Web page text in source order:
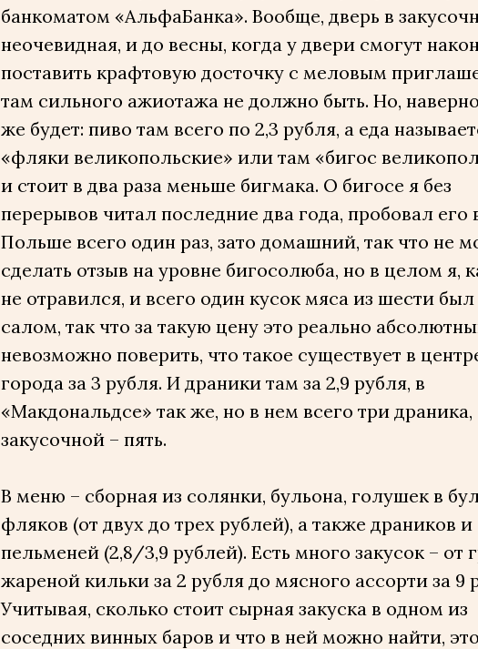
банкоматом «АльфаБанка». Вообще, дверь в
неочевидная, и до весны, когда у двери смогут
поставить крафтовую досточку с меловым
там сильного ажиотажа не должно быть. Но,
же будет: пиво там всего по 2,3 рубля, а еда
«фляки великопольские» или там «бигос
и стоит в два раза меньше бигмака. О бигосе я без
перерывов читал последние два года, пробовал его
Польше всего один раз, зато домашний, так что не
сделать отзыв на уровне бигосолюба, но в целом я,
не отравился, и всего один кусок мяса из шести был
салом, так что за такую цену это реально
невозможно поверить, что такое существует в
города за 3 рубля. И драники там за 2,9 рубля, в
«Макдональдсе» так же, но в нем всего три драника,
закусочной – пять.
В меню – сборная из солянки, бульона, голушек в
фляков (от двух до трех рублей), а также драников и
пельменей (2,8/3,9 рублей). Есть много закусок – от
жареной кильки за 2 рубля до мясного ассорти за 9
Учитывая, сколько стоит сырная закуска в одном из
соседних винных баров и что в ней можно найти,